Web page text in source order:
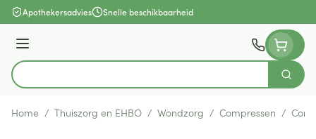
Ga naar de inhoud
Apothekersadvies Snelle beschikbaarheid
Menu
Product, merk, categorie...
Zoek
Home / Thuiszorg en EHBO / Wondzorg / Compressen /